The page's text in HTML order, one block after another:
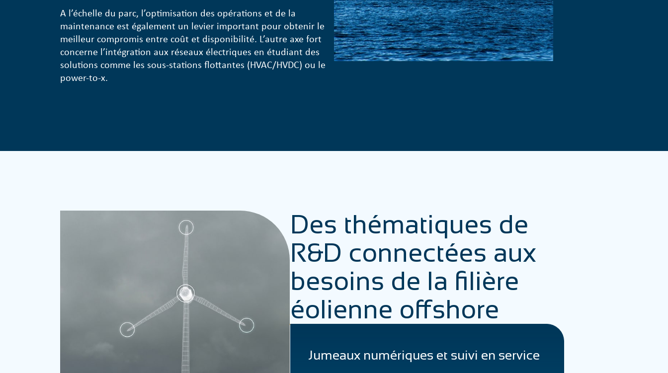
A l’échelle du parc, l’optimisation des opérations et de la
maintenance est également un levier important pour obtenir le
meilleur compromis entre coût et disponibilité. L’autre axe fort
concerne l’intégration aux réseaux électriques en étudiant des
solutions comme les sous-stations flottantes (HVAC/HVDC) ou le
power-to-x.
Des thématiques de
R&D connectées aux
besoins de la filière
éolienne offshore
Jumeaux numériques et suivi en service